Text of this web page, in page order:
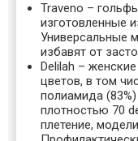
Traveno –
изготовленные
Универсальные
избавят от
Delilah –
цветов, в том
полиамида
плотностью 70
плетение,